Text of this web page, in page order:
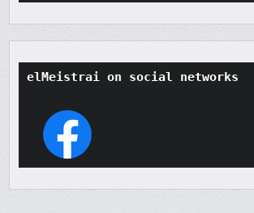
elMeistrai on social networks